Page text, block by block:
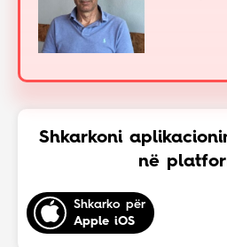
Shkarkoni
në
Shkarko për
Apple iOS